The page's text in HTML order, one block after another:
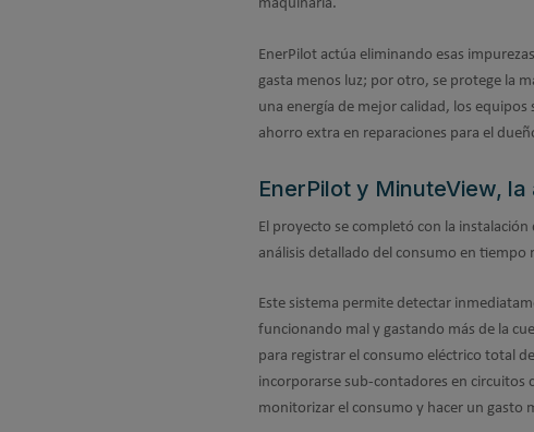
maquinaria.
EnerPilot actúa eliminando esas
gasta menos luz; por otro, se protege la
una energía de mejor calidad, los
ahorro extra en reparaciones para el
EnerPilot y MinuteView,
El proyecto se completó con la
análisis detallado del consumo en tiempo
Este sistema permite detectar
funcionando mal y gastando más de la
para registrar el consumo eléctrico total
incorporarse sub-contadores en circuitos
monitorizar el consumo y hacer un gasto